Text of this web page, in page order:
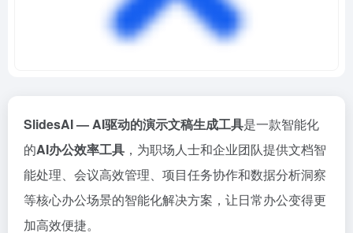
SlidesAI — AI驱动的演示文稿生成工具是一款智能化
的AI办公效率工具 ，为职场人士和企业团队提供文档智
能处理、会议高效管理、项目任务协作和数据分析洞察
等核心办公场景的智能化解决方案，让日常办公变得更
加高效便捷。